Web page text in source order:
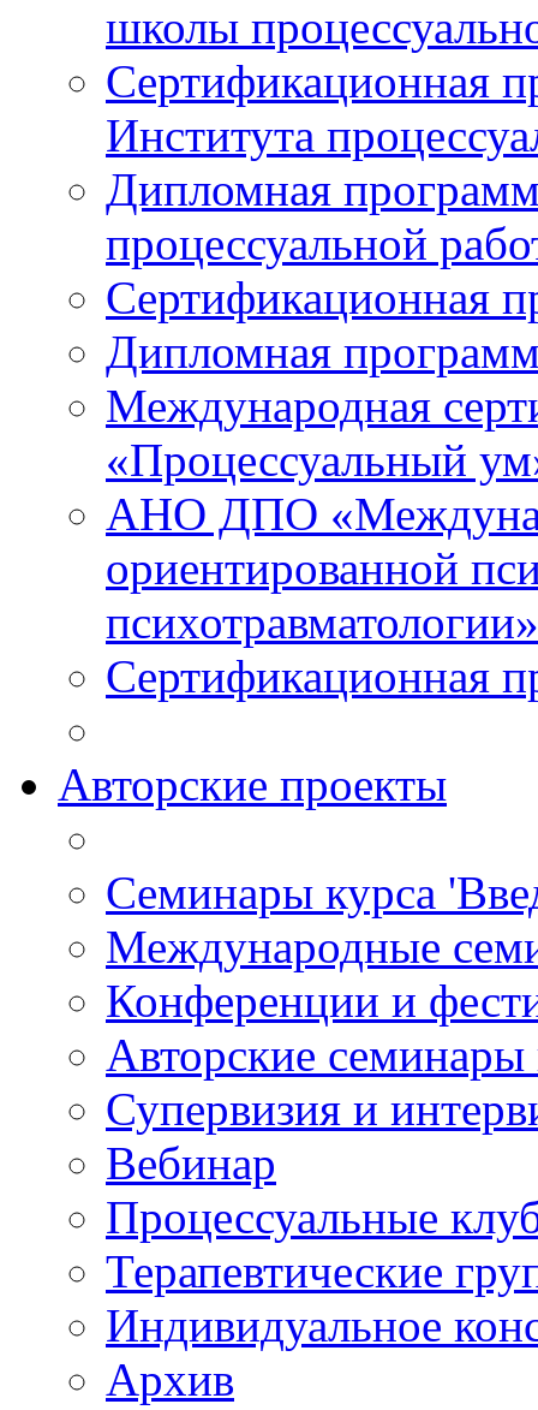
школы
Сертификационная
Института
Дипломная
процессуальной
Сертификационная
Дипломная
Международная
«Процессуальный
АНО ДПО
ориентированной
Сертификационная
Авторские проекты
Семинары курса
Международные
Конференции и
Авторские
Супервизия и
Вебинар
Процессуальные
Терапевтические
Индивидуальное
Архив